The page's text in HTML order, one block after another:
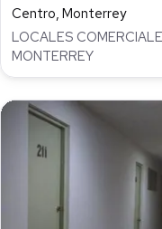
Centro, Monterrey
LOCALES
MONTERREY